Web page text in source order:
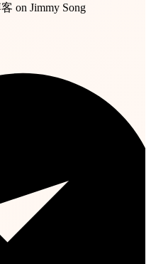
on Jimmy Song